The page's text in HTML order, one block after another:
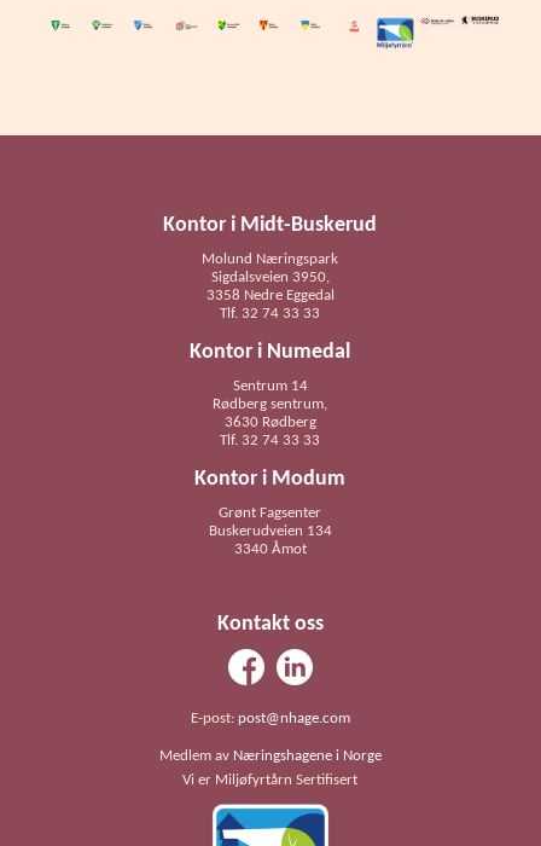
Kontor i Midt-Buskerud
Molund Næringspark
Sigdalsveien 3950,
3358 Nedre Eggedal
Tlf. 32 74 33 33
Kontor i Numedal
Sentrum 14
Rødberg sentrum,
3630 Rødberg
Tlf. 32 74 33 33
Kontor i Modum
Grønt Fagsenter
Buskerudveien 134
3340 Åmot
Kontakt oss
E-post: post@nhage.com
Medlem av Næringshagene i Norge
Vi er Miljøfyrtårn Sertifisert